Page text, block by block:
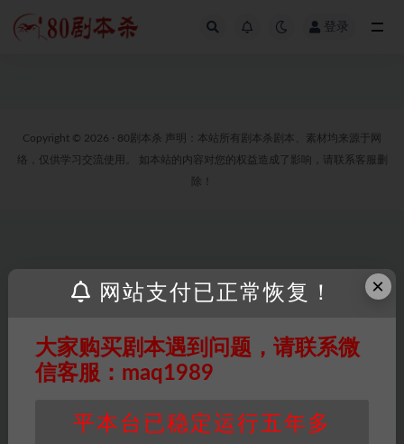
登录
Copyright © 2026 · 80剧本杀 声明：本站所有剧本杀剧本、素材均来源于网
络，仅供学习交流使用。 如本站的内容对您的权益造成了影响，请联系客服删
除！
×
网站支付已正常恢复！
大家购买剧本遇到问题，请联系微
信客服：maq1989
平本台已稳定运行五年多